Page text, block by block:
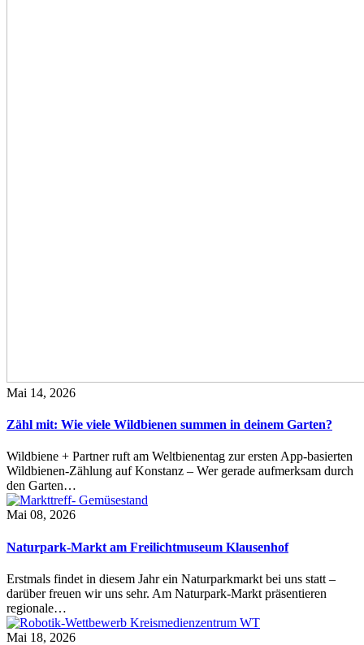
Mai 14, 2026
Zähl mit: Wie viele Wildbienen summen in deinem Garten?
Wildbiene + Partner ruft am Weltbienentag zur ersten App-basierten
Wildbienen-Zählung auf Konstanz – Wer gerade aufmerksam durch
den Garten…
Mai 08, 2026
Naturpark-Markt am Freilichtmuseum Klausenhof
Erstmals findet in diesem Jahr ein Naturparkmarkt bei uns statt –
darüber freuen wir uns sehr. Am Naturpark-Markt präsentieren
regionale…
Mai 18, 2026